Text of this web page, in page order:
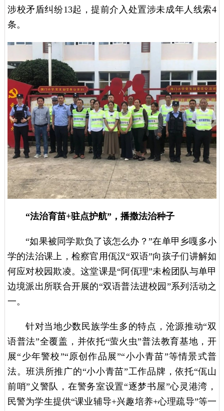
涉校矛盾纠纷13起，提前介入处置涉未成年人线索4
条。
“法治育苗+驻点护航”，播撒法治种子
“如果被同学欺负了该怎么办？”在单甲乡嘎多小
学的法治课上，检察官用佤汉“双语”向孩子们讲解如
何应对校园欺凌。这堂课是“阿佤理”未检团队与单甲
边境派出所联合开展的“双语普法进校园”系列活动之
一。
针对当地少数民族学生多的特点，沧源推动“双
语普法”全覆盖，并依托“萤火虫”普法教育基地，开
展“少年警校”“原创作品展”“小小青苗”等情景式普
法。班洪所推广的“小小青苗”工作品牌，依托“佤山
前哨”义警队，在警务室设置“逐梦书屋”心灵港湾，
民警为学生提供“课业辅导+兴趣培养+心理疏导”等一